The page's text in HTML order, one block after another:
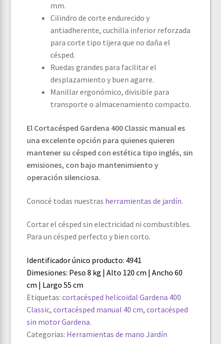
mm.
Cilindro de corte endurecido y
antiadherente, cuchilla inferior reforzada
para corte tipo tijera que no daña el
césped.
Ruedas grandes para facilitar el
desplazamiento y buen agarre.
Manillar ergonómico, divisible para
transporte o almacenamiento compacto.
El Cortacésped Gardena 400 Classic manual es
una excelente opción para quienes quieren
mantener su césped con estética tipo inglés, sin
emisiones, con bajo mantenimiento y
operación silenciosa.
Conocé todas nuestras herramientas de jardín.
Cortar el césped sin electricidad ni combustibles.
Para un césped perfecto y bien corto.
Identificador único producto: 4941
Dimesiones: Peso 8 kg | Alto 120 cm | Ancho 60
cm | Largo 55 cm
Etiquetas:cortacésped helicoidal Gardena 400
Classic,cortacésped manual 40 cm,cortacésped
sin motor Gardena.
Categorias: Herramientas de mano Jardín